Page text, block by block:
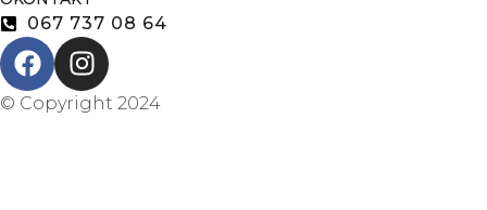
067 737 08 64
© Copyright 2024